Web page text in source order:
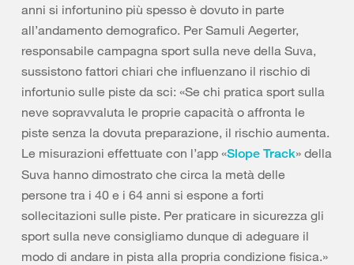
anni si infortunino più spesso è dovuto in parte
all’andamento demografico. Per Samuli Aegerter,
responsabile campagna sport sulla neve della Suva,
sussistono fattori chiari che influenzano il rischio di
infortunio sulle piste da sci: «Se chi pratica sport sulla
neve sopravvaluta le proprie capacità o affronta le
piste senza la dovuta preparazione, il rischio aumenta.
Le misurazioni effettuate con l’app «Slope Track» della
Suva hanno dimostrato che circa la metà delle
persone tra i 40 e i 64 anni si espone a forti
sollecitazioni sulle piste. Per praticare in sicurezza gli
sport sulla neve consigliamo dunque di adeguare il
modo di andare in pista alla propria condizione fisica.»